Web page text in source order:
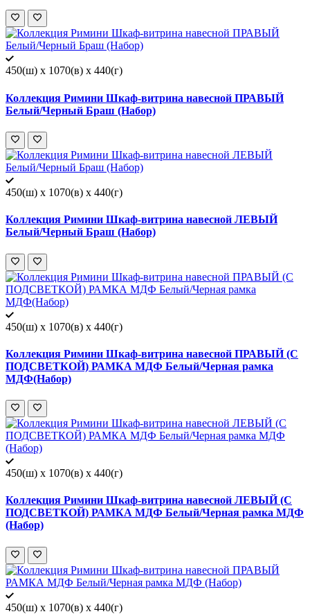
450(ш) x 1070(в) x 440(г)
Коллекция Римини Шкаф-витрина навесной ПРАВЫЙ
Белый/Черный Браш (Набор)
450(ш) x 1070(в) x 440(г)
Коллекция Римини Шкаф-витрина навесной ЛЕВЫЙ
Белый/Черный Браш (Набор)
450(ш) x 1070(в) x 440(г)
Коллекция Римини Шкаф-витрина навесной ПРАВЫЙ (С
ПОДСВЕТКОЙ) РАМКА МДФ Белый/Черная рамка
МДФ(Набор)
450(ш) x 1070(в) x 440(г)
Коллекция Римини Шкаф-витрина навесной ЛЕВЫЙ (С
ПОДСВЕТКОЙ) РАМКА МДФ Белый/Черная рамка МДФ
(Набор)
450(ш) x 1070(в) x 440(г)